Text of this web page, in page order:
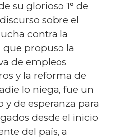
su glorioso 1° de
sobre el
contra la
propuso la
de empleos
y la reforma de
lo niega, fue un
de esperanza para
desde el inicio
del país, a